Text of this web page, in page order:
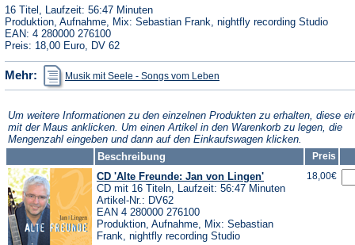
16 Titel, Laufzeit: 56:47 Minuten
Produktion, Aufnahme, Mix: Sebastian Frank, nightfly recording Studio
EAN: 4 280000 276100
Preis: 18,00 Euro, DV 62
Mehr: Musik mit Seele - Songs vom Lebenin
einem
Tab)
Um weitere Informationen zu den einzelnen Produkten zu erhalten, diese
mit der Maus anklicken. Um einen Artikel in den Warenkorb zu legen, die
Mengenzahl eingeben und dann auf den Einkaufswagen klicken.
Beschreibung
Preis
CD 'Alte Freunde: Jan von Lingen'
CD mit 16 Titeln, Laufzeit: 56:47 Minuten
Artikel-Nr.: DV62
EAN 4 280000 276100
Produktion, Aufnahme, Mix: Sebastian
Frank, nightfly recording Studio
18,00€